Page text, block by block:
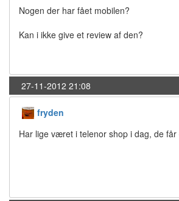
Nogen der har fået mobilen?
Kan i ikke give et review af den?
27-11-2012 21:08
fryden
Har lige været i telenor shop i dag, de får